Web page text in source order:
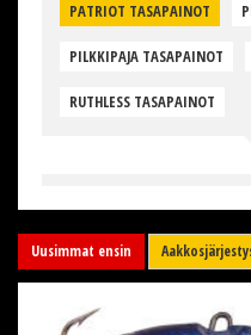
PATRIOT TASAPAINOT
PILKKIPAJA TASAPAINOT
RUTHLESS TASAPAINOT
Uusimmat ensin